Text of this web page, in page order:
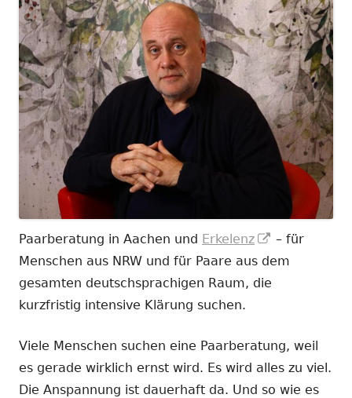
Paarberatung in Aachen und Erkelenz
In
neuem
– für
Menschen aus NRW und für Paare aus dem
gesamten deutschsprachigen Raum, die
kurzfristig intensive Klärung suchen.
Viele Menschen suchen eine Paarberatung, weil
es gerade wirklich ernst wird. Es wird alles zu viel.
Die Anspannung ist dauerhaft da. Und so wie es